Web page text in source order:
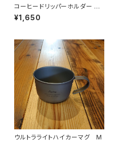
コーヒードリッパーホルダー ポ
ンド3
¥1,650
ウルトラライトハイカーマグ M